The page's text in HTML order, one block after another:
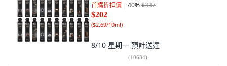
首購折扣價 40%$337
$202
($2.69/10ml)
8/10 星期一 預計送達
(10684)